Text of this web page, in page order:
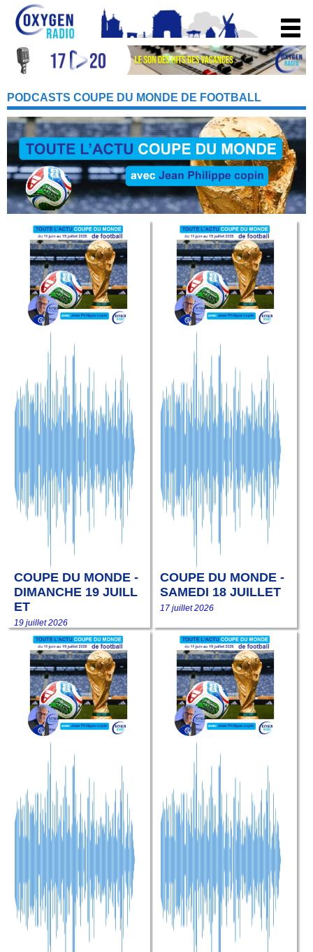
PODCASTS COUPE DU MONDE DE FOOTBALL
COUPE DU MONDE -
DIMANCHE 19 JUILL
ET
19 juillet 2026
COUPE DU MONDE -
SAMEDI 18 JUILLET
17 juillet 2026